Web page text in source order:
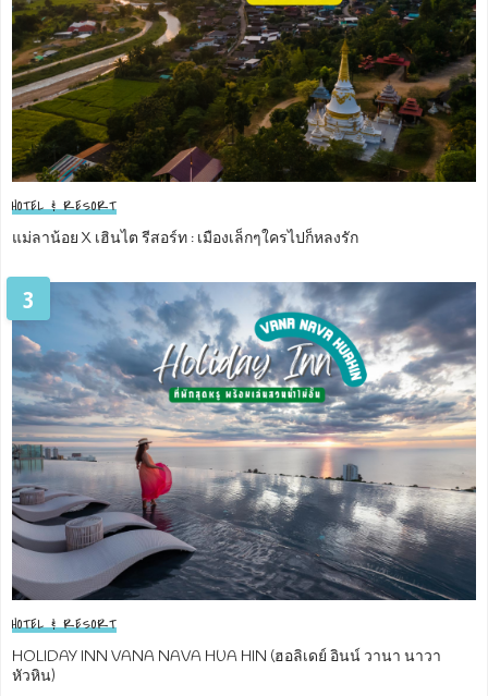
HOTEL & RESORT
แม่ลาน้อย X เฮินไต รีสอร์ท : เมืองเล็กๆใครไปก็หลงรัก
3
HOTEL & RESORT
HOLIDAY INN VANA NAVA HUA HIN (ฮอลิเดย์ อินน์ วานา นาวา
หัวหิน)